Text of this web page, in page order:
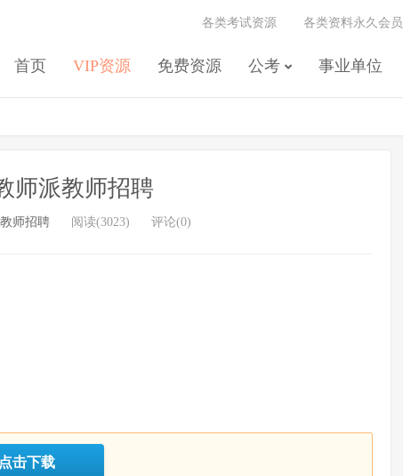
首页 VIP资源 免费资源 公考 事业单位
各类考试资源 各类资料永久会员
师派教师招聘
教师招聘 阅读(3023) 评论(0)
点击下载